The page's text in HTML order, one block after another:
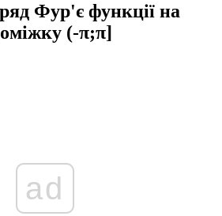
Фур'є функції на
(-π;π]
ad